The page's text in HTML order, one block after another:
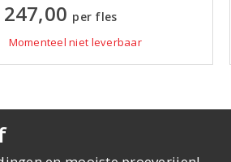
247,00 per fles
Momenteel niet leverbaar